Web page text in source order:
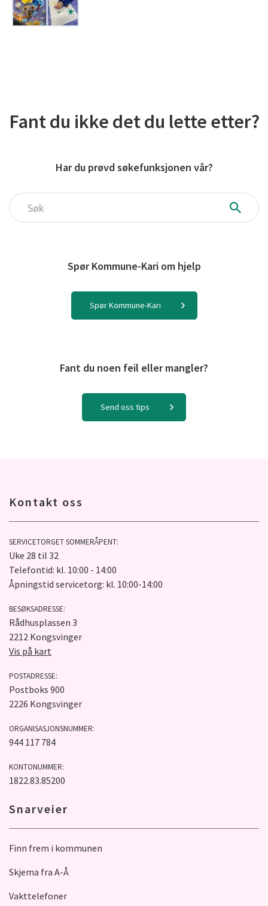
Fant du ikke det du lette etter?
Har du prøvd søkefunksjonen vår?
Søk
Spør Kommune-Kari om hjelp
Spør Kommune-Kari
Fant du noen feil eller mangler?
Send oss tips
Kontakt oss
SERVICETORGET SOMMERÅPENT:
Uke 28 til 32
Telefontid: kl. 10:00 - 14:00
Åpningstid servicetorg: kl. 10:00-14:00
BESØKSADRESSE:
Rådhusplassen 3
2212 Kongsvinger
Vis på kart
POSTADRESSE:
Postboks 900
2226 Kongsvinger
ORGANISASJONSNUMMER:
944 117 784
KONTONUMMER:
1822.83.85200
Snarveier
Finn frem i kommunen
Skjema fra A-Å
Vakttelefoner